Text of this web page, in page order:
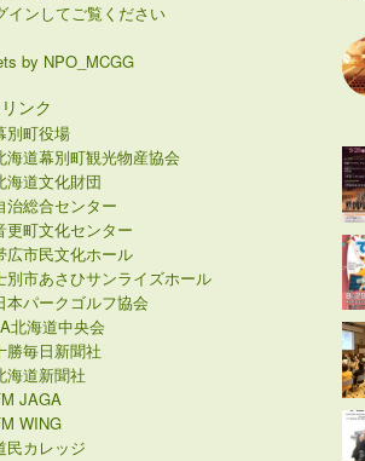
インしてご覧ください
by NPO_MCGG
ンク
別町役場
海道幕別町観光物産協会
海道文化財団
治総合センター
更町文化センター
広市民文化ホール
別市あさひサンライズホール
本パークゴルフ協会
北海道中央会
勝毎日新聞社
海道新聞社
JAGA
WING
民カレッジ